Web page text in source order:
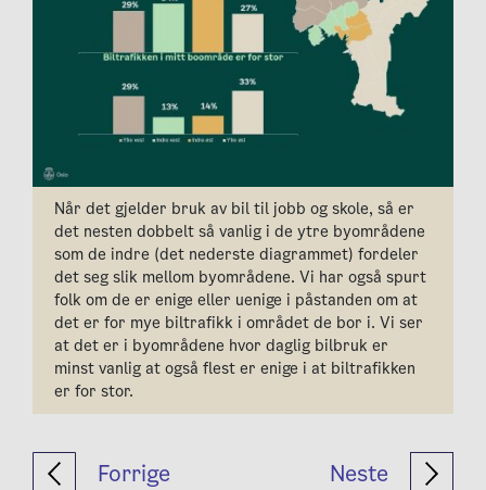
Når det gjelder bruk av bil til jobb og skole, så er
det nesten dobbelt så vanlig i de ytre byområdene
som de indre (det nederste diagrammet) fordeler
det seg slik mellom byområdene. Vi har også spurt
folk om de er enige eller uenige i påstanden om at
det er for mye biltrafikk i området de bor i. Vi ser
at det er i byområdene hvor daglig bilbruk er
minst vanlig at også flest er enige i at biltrafikken
er for stor.
Forrige Neste